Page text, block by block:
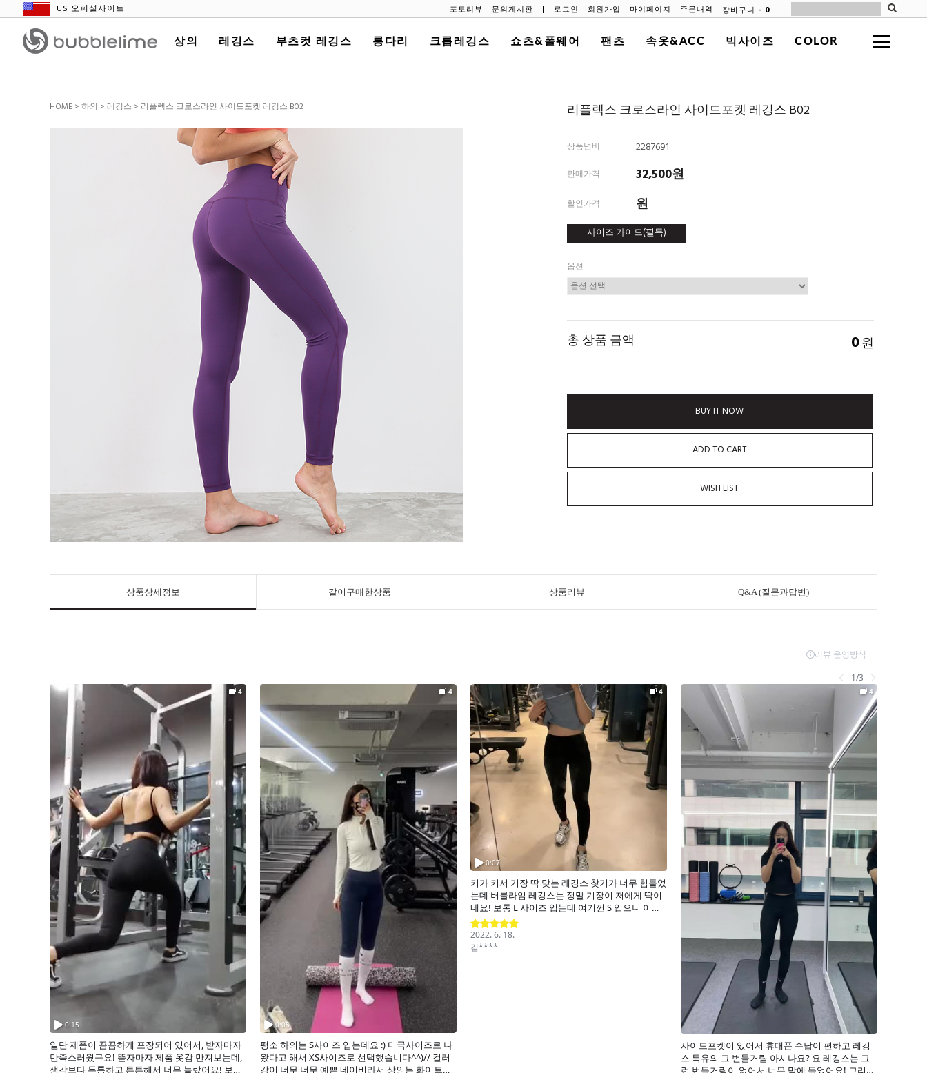
US 오피셜사이트 포토리뷰 문의게시판 | 로그인 회원가입 마이페이지 주문내역 장바구니 - 0
상의 레깅스 부츠컷 레깅스 롱다리 크롭레깅스 쇼츠&폴웨어 팬츠 속옷&ACC 빅사이즈 COLOR
HOME > 하의 > 레깅스 > 리플렉스 크로스라인 사이드포켓 레깅스 B02 리플렉스 크로스라인 사이드포켓 레깅스 B02
상품넘버 2287691
판매가격 32,500원
할인가격 원
사이즈 가이드(필독)
옵션
총 상품 금액 0원
BUY IT NOW
ADD TO CART
WISH LIST
상품상세정보 같이구매한상품 상품리뷰 Q&A (질문과답변)